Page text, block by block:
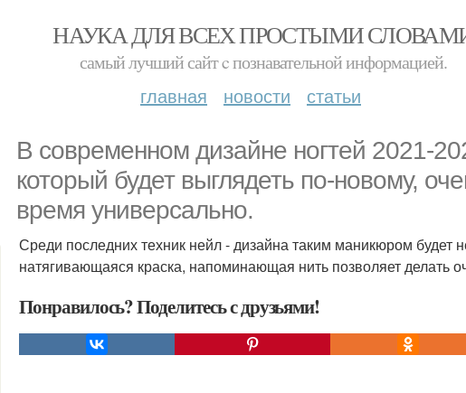
НАУКА ДЛЯ ВСЕХ ПРОСТЫМИ
самый лучший сайт c познавательной информацией.
главная новости статьи
В современном дизайне ногтей 2021-
который будет выглядеть по-новому,
время универсально.
Среди последних техник нейл - дизайна таким маникюром будет
натягивающаяся краска, напоминающая нить позволяет делать
Понравилось? Поделитесь с друзьями!